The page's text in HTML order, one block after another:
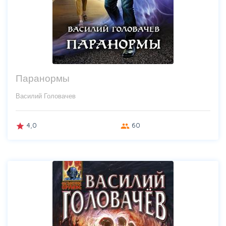
Паранормы
Василий Головачев
grade 4,0 group 60